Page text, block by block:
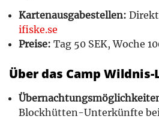
Kartenausgabestellen:
ifiske.se
Preise: Tag 50 SEK, Woche
Über das Camp Wildnis-
Blockhütten-Unterkünfte